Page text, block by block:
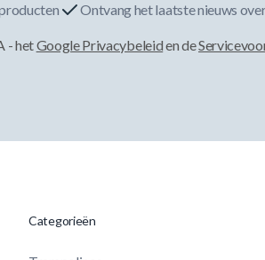
Ontvang het laatste nieuws
- hetGoogle Privacybeleiden de
Categorieën